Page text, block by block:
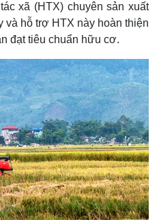
Infographic
xã (HTX) chuyên sản xuất
và hỗ trợ HTX này hoàn thiện
đạt tiêu chuẩn hữu cơ.